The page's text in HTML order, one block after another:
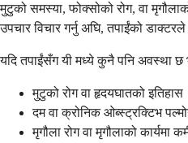
मुटुको समस्या, फोक्सोको रोग, वा
उपचार विचार गर्नु अघि, तपाईंको
यदि तपाईंसँग यी मध्ये कुनै पनि अवस्था
मुटुको रोग वा हृदयघातको इतिहास
दम वा क्रोनिक ओब्स्ट्रक्टिभ
मृगौला रोग वा मृगौलाको कार्यमा